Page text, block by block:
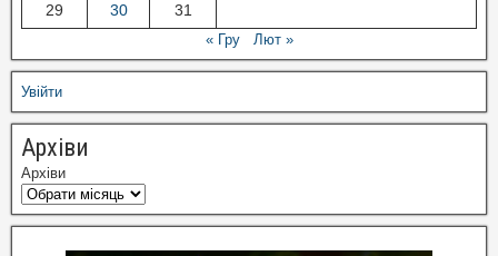
29 30 31
« Гру Лют »
Увійти
Архіви
Архіви